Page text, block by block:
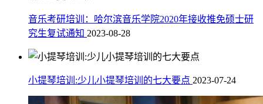
音乐考研培训：哈尔滨音乐学院2020年接收推免硕士研
究生复试通知 2023-08-28
小提琴培训:少儿小提琴培训的七大要点 2023-07-24